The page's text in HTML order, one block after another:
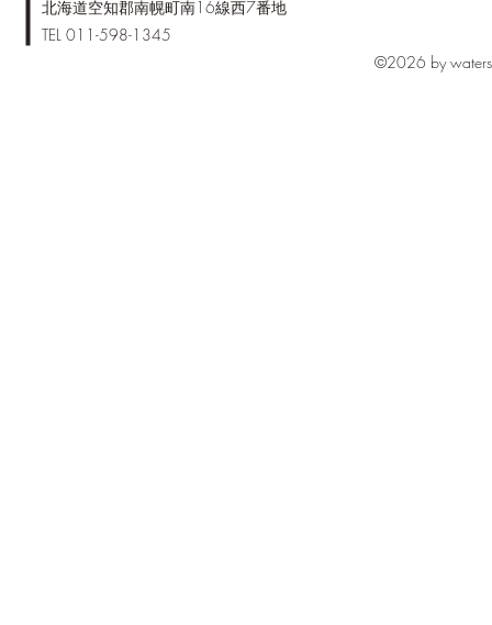
北海道空知郡南幌町南16線西7番地
TEL 011-598-1345
©2026 by